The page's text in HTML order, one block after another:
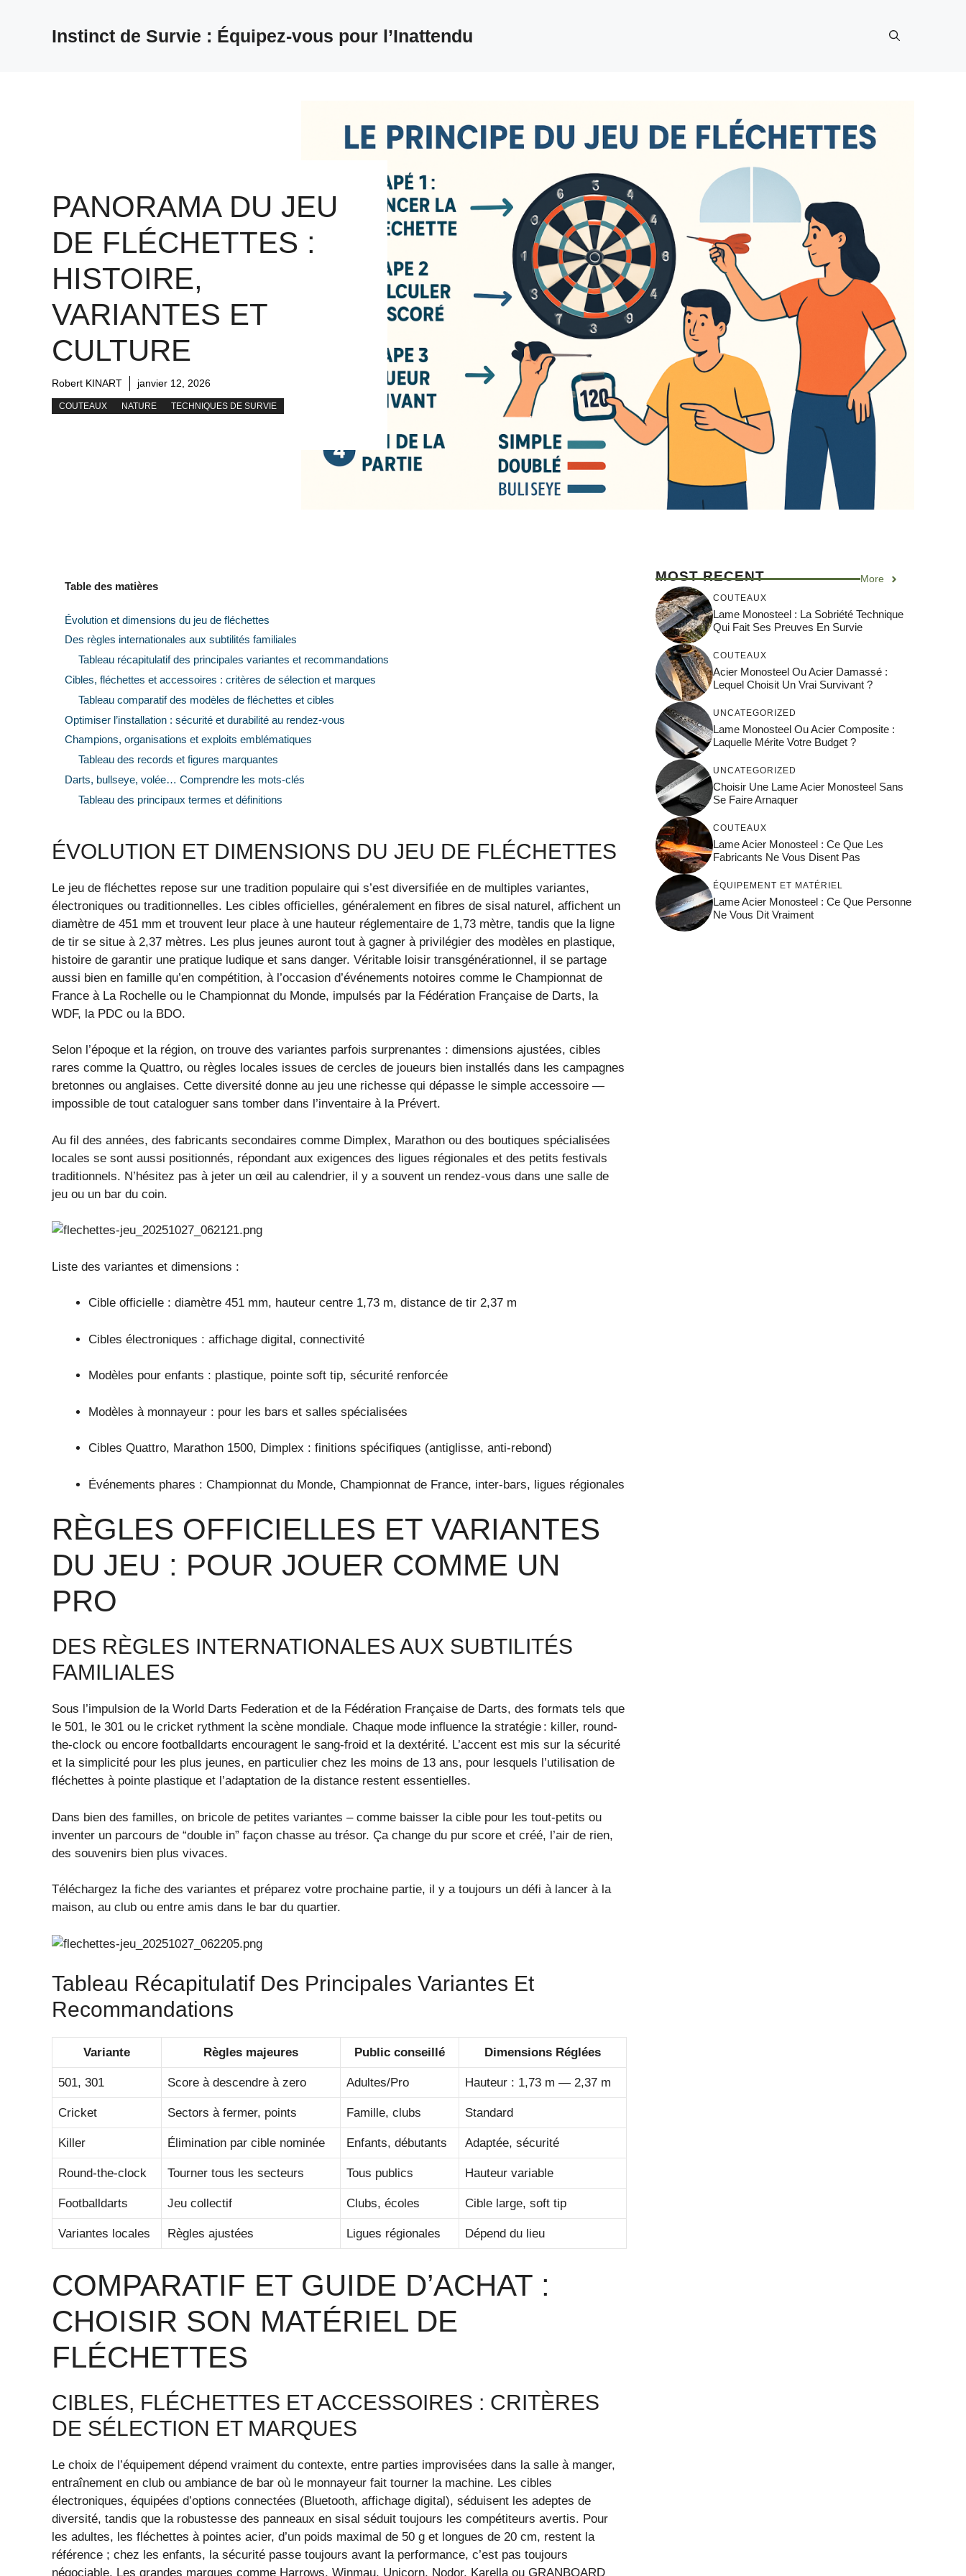
Instinct de Survie : Équipez-vous pour l’Inattendu
PANORAMA DU JEU
DE FLÉCHETTES :
HISTOIRE,
VARIANTES ET
CULTURE
Robert KINART janvier 12, 2026
COUTEAUX NATURE TECHNIQUES DE SURVIE
Table des matières
Évolution et dimensions du jeu de fléchettes
Des règles internationales aux subtilités familiales
Tableau récapitulatif des principales variantes et recommandations
Cibles, fléchettes et accessoires : critères de sélection et marques
Tableau comparatif des modèles de fléchettes et cibles
Optimiser l’installation : sécurité et durabilité au rendez-vous
Champions, organisations et exploits emblématiques
Tableau des records et figures marquantes
Darts, bullseye, volée… Comprendre les mots-clés
Tableau des principaux termes et définitions
ÉVOLUTION ET DIMENSIONS DU JEU DE FLÉCHETTES
Le jeu de fléchettes repose sur une tradition populaire qui s’est diversifiée en de multiples variantes,
électroniques ou traditionnelles. Les cibles officielles, généralement en fibres de sisal naturel, affichent un
diamètre de 451 mm et trouvent leur place à une hauteur réglementaire de 1,73 mètre, tandis que la ligne
de tir se situe à 2,37 mètres. Les plus jeunes auront tout à gagner à privilégier des modèles en plastique,
histoire de garantir une pratique ludique et sans danger. Véritable loisir transgénérationnel, il se partage
aussi bien en famille qu’en compétition, à l’occasion d’événements notoires comme le Championnat de
France à La Rochelle ou le Championnat du Monde, impulsés par la Fédération Française de Darts, la
WDF, la PDC ou la BDO.
Selon l’époque et la région, on trouve des variantes parfois surprenantes : dimensions ajustées, cibles
rares comme la Quattro, ou règles locales issues de cercles de joueurs bien installés dans les campagnes
bretonnes ou anglaises. Cette diversité donne au jeu une richesse qui dépasse le simple accessoire —
impossible de tout cataloguer sans tomber dans l’inventaire à la Prévert.
Au fil des années, des fabricants secondaires comme Dimplex, Marathon ou des boutiques spécialisées
locales se sont aussi positionnés, répondant aux exigences des ligues régionales et des petits festivals
traditionnels. N’hésitez pas à jeter un œil au calendrier, il y a souvent un rendez-vous dans une salle de
jeu ou un bar du coin.
Liste des variantes et dimensions :
Cible officielle : diamètre 451 mm, hauteur centre 1,73 m, distance de tir 2,37 m
Cibles électroniques : affichage digital, connectivité
Modèles pour enfants : plastique, pointe soft tip, sécurité renforcée
Modèles à monnayeur : pour les bars et salles spécialisées
Cibles Quattro, Marathon 1500, Dimplex : finitions spécifiques (antiglisse, anti-rebond)
Événements phares : Championnat du Monde, Championnat de France, inter-bars, ligues régionales
RÈGLES OFFICIELLES ET VARIANTES
DU JEU : POUR JOUER COMME UN
PRO
DES RÈGLES INTERNATIONALES AUX SUBTILITÉS
FAMILIALES
Sous l’impulsion de la World Darts Federation et de la Fédération Française de Darts, des formats tels que
le 501, le 301 ou le cricket rythment la scène mondiale. Chaque mode influence la stratégie : killer, round-
the-clock ou encore footballdarts encouragent le sang-froid et la dextérité. L’accent est mis sur la sécurité
et la simplicité pour les plus jeunes, en particulier chez les moins de 13 ans, pour lesquels l’utilisation de
fléchettes à pointe plastique et l’adaptation de la distance restent essentielles.
Dans bien des familles, on bricole de petites variantes – comme baisser la cible pour les tout-petits ou
inventer un parcours de “double in” façon chasse au trésor. Ça change du pur score et créé, l’air de rien,
des souvenirs bien plus vivaces.
Téléchargez la fiche des variantes et préparez votre prochaine partie, il y a toujours un défi à lancer à la
maison, au club ou entre amis dans le bar du quartier.
Tableau Récapitulatif Des Principales Variantes Et
Recommandations
Variante Règles majeures Public conseillé Dimensions Réglées
501, 301 Score à descendre à zero Adultes/Pro Hauteur : 1,73 m — 2,37 m
Cricket Sectors à fermer, points Famille, clubs Standard
Killer Élimination par cible nominée Enfants, débutants Adaptée, sécurité
Round-the-clock Tourner tous les secteurs Tous publics Hauteur variable
Footballdarts Jeu collectif Clubs, écoles Cible large, soft tip
Variantes locales Règles ajustées Ligues régionales Dépend du lieu
COMPARATIF ET GUIDE D’ACHAT :
CHOISIR SON MATÉRIEL DE
FLÉCHETTES
CIBLES, FLÉCHETTES ET ACCESSOIRES : CRITÈRES
DE SÉLECTION ET MARQUES
Le choix de l’équipement dépend vraiment du contexte, entre parties improvisées dans la salle à manger,
entraînement en club ou ambiance de bar où le monnayeur fait tourner la machine. Les cibles
électroniques, équipées d’options connectées (Bluetooth, affichage digital), séduisent les adeptes de
diversité, tandis que la robustesse des panneaux en sisal séduit toujours les compétiteurs avertis. Pour
les adultes, les fléchettes à pointes acier, d’un poids maximal de 50 g et longues de 20 cm, restent la
référence ; chez les enfants, la sécurité passe toujours avant la performance, c’est pas toujours
négociable. Les grandes marques comme Harrows, Winmau, Unicorn, Nodor, Karella ou GRANBOARD
MOST RECENT More
COUTEAUX
Lame Monosteel : La Sobriété Technique
Qui Fait Ses Preuves En Survie
COUTEAUX
Acier Monosteel Ou Acier Damassé :
Lequel Choisit Un Vrai Survivant ?
UNCATEGORIZED
Lame Monosteel Ou Acier Composite :
Laquelle Mérite Votre Budget ?
UNCATEGORIZED
Choisir Une Lame Acier Monosteel Sans
Se Faire Arnaquer
COUTEAUX
Lame Acier Monosteel : Ce Que Les
Fabricants Ne Vous Disent Pas
ÉQUIPEMENT ET MATÉRIEL
Lame Acier Monosteel : Ce Que Personne
Ne Vous Dit Vraiment